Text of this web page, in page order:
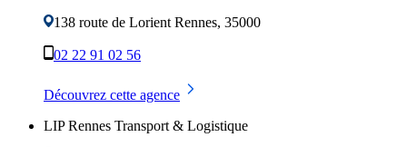
138 route de Lorient Rennes, 35000
02 22 91 02 56
Découvrez cette agence
LIP Rennes Transport & Logistique